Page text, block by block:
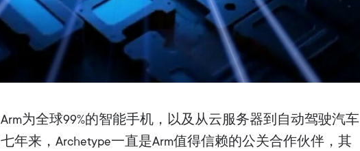
为全球99%的智能手机，以及从云服务器到自动驾驶汽车
年来，Archetype一直是Arm值得信赖的公关合作伙伴，其